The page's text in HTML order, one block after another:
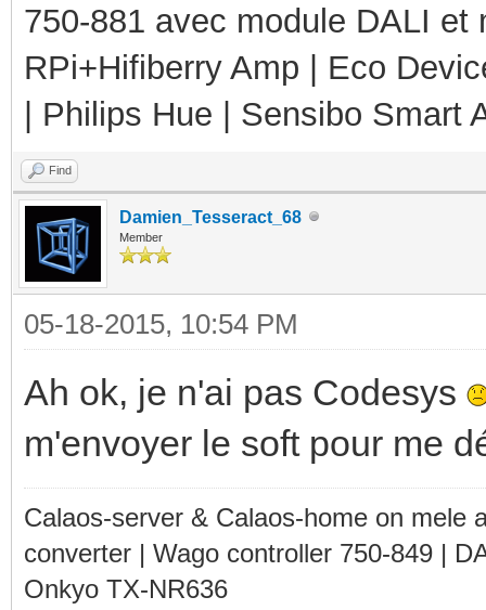
750-881 avec module DALI
RPi+Hifiberry Amp | Eco
| Philips Hue | Sensibo Smart
Find
Damien_Tesseract_68
Member
05-18-2015, 10:54 PM
Ah ok, je n'ai pas Codesys
m'envoyer le soft pour me
Calaos-server & Calaos-home on mele
converter | Wago controller 750-849 |
Onkyo TX-NR636